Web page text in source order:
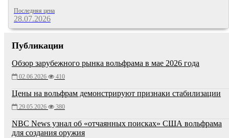
Последняя цена
28.07.2026
Публикации
Обзор зарубежного рынка вольфрама в мае 2026 года
02.06.2026 410
Цены на вольфрам демонстрируют признаки стабилизации
29.05.2026 380
NBC News узнал об «отчаянных поисках» США вольфрама
для создания оружия